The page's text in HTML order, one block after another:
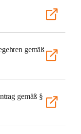
gemäß
gemäß §